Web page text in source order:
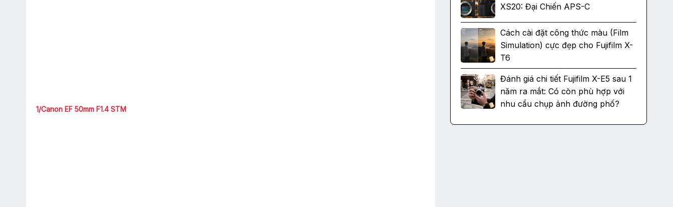
1/Canon EF 50mm F1.4 STM
XS20: Đại Chiến APS-C
Cách cài đặt công thức màu (Film
Simulation) cực đẹp cho Fujifilm X-
T6
Đánh giá chi tiết Fujifilm X-E5 sau 1
năm ra mắt: Có còn phù hợp với
nhu cầu chụp ảnh đường phố?